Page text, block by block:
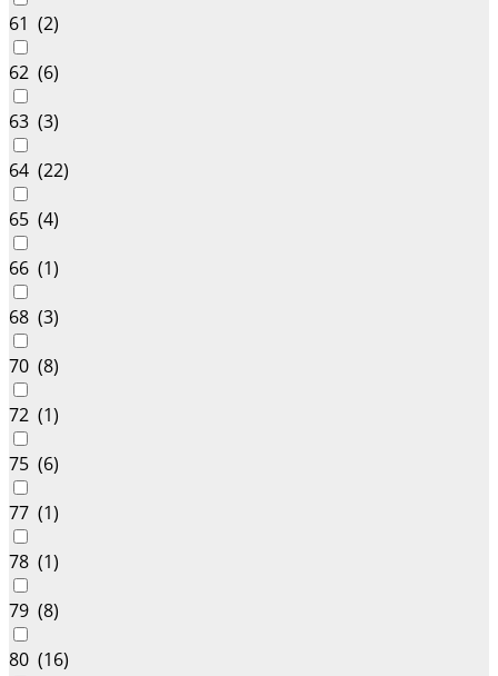
61 (2)
62 (6)
63 (3)
64 (22)
65 (4)
66 (1)
68 (3)
70 (8)
72 (1)
75 (6)
77 (1)
78 (1)
79 (8)
80 (16)